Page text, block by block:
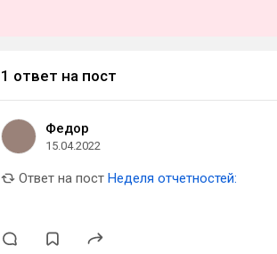
1 ответ на пост
Федор
15.04.2022
Ответ на пост Неделя отчетностей: